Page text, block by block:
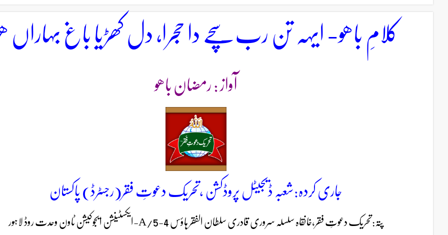
کلامِ باھو- ایہہ تن رب سچے دا حجرا، دل کھڑیا باغ بہاراں
آواز : رمضان باھو
جاری کردہ:شعبہ ڈیجیٹل پروڈکشن ،تحریک دعوتِ فقر(رجسٹرڈ) پاکستان
پتہ:تحریک دعوتِ فقر،خانقاہ سلسلہ سروری قادری سلطان الفقر ہاؤس 4-5/A-ایکسٹینشن ایجوکیشن ٹاون وحدت روڈ لاہور